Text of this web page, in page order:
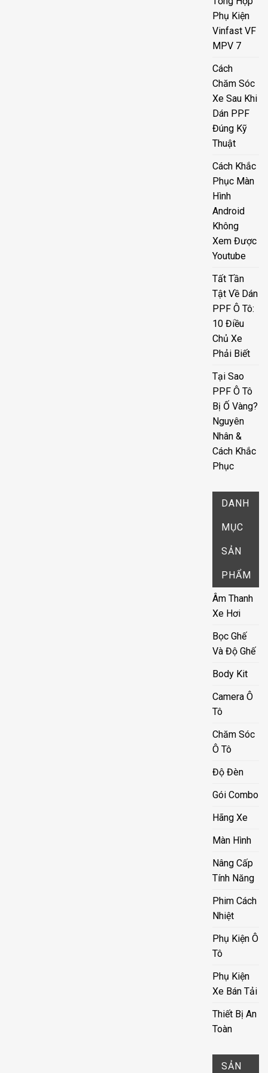
Phụ Kiện
Vinfast VF
MPV 7
Cách
Chăm Sóc
Xe Sau Khi
Dán PPF
Đúng Kỹ
Thuật
Cách Khắc
Phục Màn
Hình
Android
Không
Xem Được
Youtube
Tất Tần
Tật Về Dán
PPF Ô Tô:
10 Điều
Chủ Xe
Phải Biết
Tại Sao
PPF Ô Tô
Bị Ố Vàng?
Nguyên
Nhân &
Cách Khắc
Phục
DANH
MỤC
SẢN
PHẨM
Âm Thanh
Xe Hơi
Bọc Ghế
Và Độ Ghế
Body Kit
Camera Ô
Tô
Chăm Sóc
Ô Tô
Độ Đèn
Gói Combo
Hãng Xe
Màn Hình
Nâng Cấp
Tính Năng
Phim Cách
Nhiệt
Phụ Kiện Ô
Tô
Phụ Kiện
Xe Bán Tải
Thiết Bị An
Toàn
SẢN